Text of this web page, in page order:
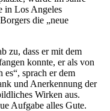
in Los Angeles
die „neue
zu, dass er mit dem
konnte, er als von
sprach er dem
und Anerkennung der
Wirken aus.
Aufgabe alles Gute.